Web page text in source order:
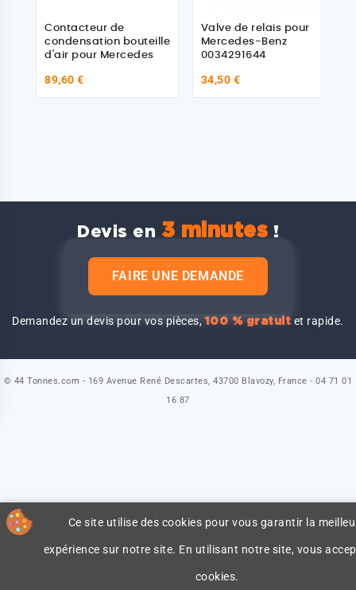
Contacteur de
condensation bouteille
d'air pour Mercedes
89,60 €
Valve de relais pour
Mercedes-Benz
0034291644
34,50 €
Devis en 3 minutes !
FAIRE UNE DEMANDE
Demandez un devis pour vos pièces,100 % gratuit et rapide.
Ce site utilise des cookies pour vous garantir la
expérience sur notre site. En utilisant notre site, vous
cookies.
© 44 Tonnes.com - 169 Avenue René Descartes, 43700 Blavozy, France - 04 71 01
16 87